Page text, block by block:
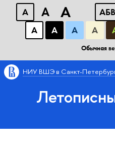
A A A АБВ
А
А А А
Обычная
НИУ ВШЭ в Санкт-